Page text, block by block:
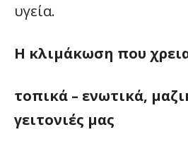
υγεία.
Η κλιμάκωση που
τοπικά – ενωτικά,
γειτονιές μας